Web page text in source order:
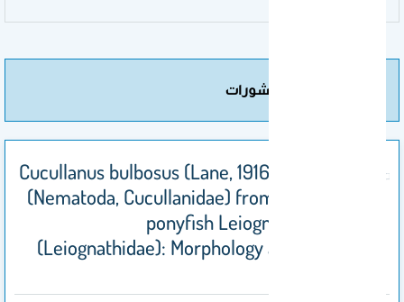
مزيد من المنشورات
Cucullanus bulbosus (Lane, 1916) Barreto, 1918
(Nematoda, Cucullanidae) from the common
ponyfish Leiognathus equulus
(Leiognathidae): Morphology and molecular